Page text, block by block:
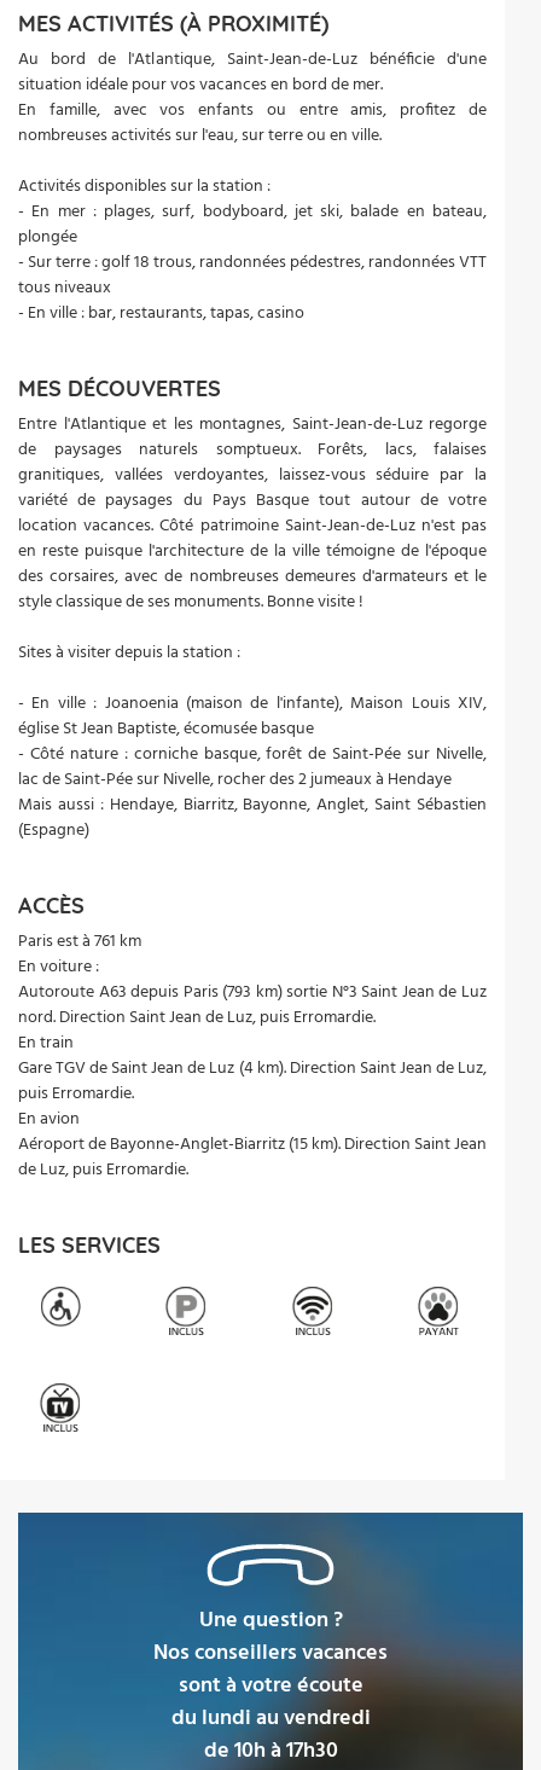
MES ACTIVITÉS (À PROXIMITÉ)
Au bord de l'Atlantique, Saint-Jean-de-Luz bénéficie d'une
situation idéale pour vos vacances en bord de mer.
En famille, avec vos enfants ou entre amis, profitez de
nombreuses activités sur l'eau, sur terre ou en ville.
Activités disponibles sur la station :
- En mer : plages, surf, bodyboard, jet ski, balade en bateau,
plongée
- Sur terre : golf 18 trous, randonnées pédestres, randonnées VTT
tous niveaux
- En ville : bar, restaurants, tapas, casino
MES DÉCOUVERTES
Entre l'Atlantique et les montagnes, Saint-Jean-de-Luz regorge
de paysages naturels somptueux. Forêts, lacs, falaises
granitiques, vallées verdoyantes, laissez-vous séduire par la
variété de paysages du Pays Basque tout autour de votre
location vacances. Côté patrimoine Saint-Jean-de-Luz n'est pas
en reste puisque l'architecture de la ville témoigne de l'époque
des corsaires, avec de nombreuses demeures d'armateurs et le
style classique de ses monuments. Bonne visite !
Sites à visiter depuis la station :
- En ville : Joanoenia (maison de l'infante), Maison Louis XIV,
église St Jean Baptiste, écomusée basque
- Côté nature : corniche basque, forêt de Saint-Pée sur Nivelle,
lac de Saint-Pée sur Nivelle, rocher des 2 jumeaux à Hendaye
Mais aussi : Hendaye, Biarritz, Bayonne, Anglet, Saint Sébastien
(Espagne)
ACCÈS
Paris est à 761 km
En voiture :
Autoroute A63 depuis Paris (793 km) sortie N°3 Saint Jean de Luz
nord. Direction Saint Jean de Luz, puis Erromardie.
En train
Gare TGV de Saint Jean de Luz (4 km). Direction Saint Jean de Luz,
puis Erromardie.
En avion
Aéroport de Bayonne-Anglet-Biarritz (15 km). Direction Saint Jean
de Luz, puis Erromardie.
LES SERVICES
Une question ?
Nos conseillers vacances
sont à votre écoute
du lundi au vendredi
de 10h à 17h30